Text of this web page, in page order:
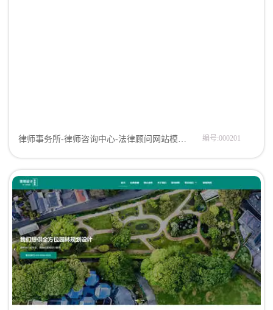
律师事务所-律师咨询中心-法律顾问网站模板网页模板 编号:000201